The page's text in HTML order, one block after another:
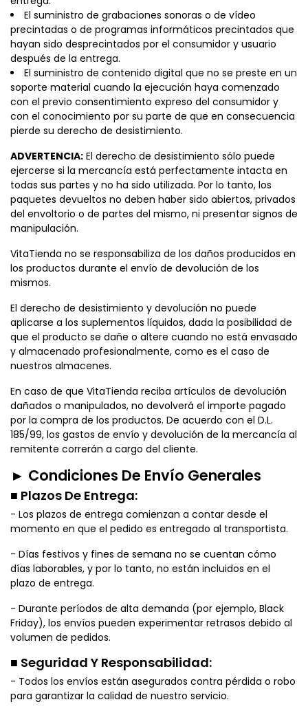
El suministro de grabaciones sonoras o de vídeo
precintadas o de programas informáticos precintados que
hayan sido desprecintados por el consumidor y usuario
después de la entrega.
El suministro de contenido digital que no se preste en un
soporte material cuando la ejecución haya comenzado
con el previo consentimiento expreso del consumidor y
con el conocimiento por su parte de que en consecuencia
pierde su derecho de desistimiento.
ADVERTENCIA: El derecho de desistimiento sólo puede
ejercerse si la mercancía está perfectamente intacta en
todas sus partes y no ha sido utilizada. Por lo tanto, los
paquetes devueltos no deben haber sido abiertos, privados
del envoltorio o de partes del mismo, ni presentar signos de
manipulación.
VitaTienda no se responsabiliza de los daños producidos en
los productos durante el envío de devolución de los
mismos.
El derecho de desistimiento y devolución no puede
aplicarse a los suplementos líquidos, dada la posibilidad de
que el producto se dañe o altere cuando no está envasado
y almacenado profesionalmente, como es el caso de
nuestros almacenes.
En caso de que VitaTienda reciba artículos de devolución
dañados o manipulados, no devolverá el importe pagado
por la compra de los productos. De acuerdo con el D.L.
185/99, los gastos de envío y devolución de la mercancía al
remitente correrán a cargo del cliente.
► Condiciones De Envío Generales
■ Plazos De Entrega:
- Los plazos de entrega comienzan a contar desde el
momento en que el pedido es entregado al transportista.
- Días festivos y fines de semana no se cuentan cómo
días laborables, y por lo tanto, no están incluidos en el
plazo de entrega.
- Durante períodos de alta demanda (por ejemplo, Black
Friday), los envíos pueden experimentar retrasos debido al
volumen de pedidos.
■ Seguridad Y Responsabilidad:
- Todos los envíos están asegurados contra pérdida o robo
para garantizar la calidad de nuestro servicio.